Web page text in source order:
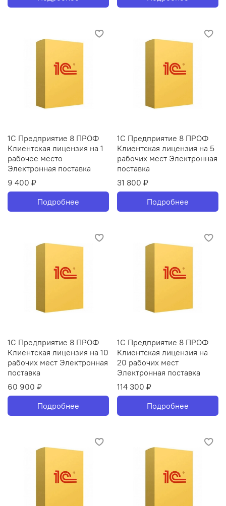
1С Предприятие 8 ПРОФ
Клиентская лицензия на 1
рабочее место
Электронная поставка
9 400 ₽
Подробнее
1С Предприятие 8 ПРОФ
Клиентская лицензия на 5
рабочих мест Электронная
поставка
31 800 ₽
Подробнее
1С Предприятие 8 ПРОФ
Клиентская лицензия на 10
рабочих мест Электронная
поставка
60 900 ₽
Подробнее
1С Предприятие 8 ПРОФ
Клиентская лицензия на
20 рабочих мест
Электронная поставка
114 300 ₽
Подробнее